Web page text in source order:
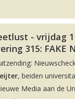
- vrijdag
315: FAKE
, beiden
Media aan de